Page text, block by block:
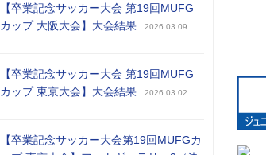
【卒業記念サッカー大会 第19回MUFG
カップ 大阪大会】大会結果
2026.03.09
【卒業記念サッカー大会 第19回MUFG
カップ 東京大会】大会結果
2026.03.02
【卒業記念サッカー大会第19回MUFGカ